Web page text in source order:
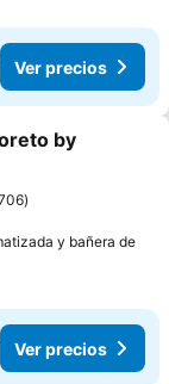
Ver precios
by
y bañera de
Ver precios